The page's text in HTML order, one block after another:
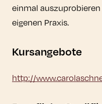
einmal
eigenen Praxis.
Kursangebote
http://